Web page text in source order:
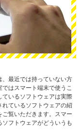
最近では持っていない方
はスマート端末で使うこ
ているソフトウェアは実際
ているソフトウェアの紹
覧いただきます。スマー
フトウェアがどういうも